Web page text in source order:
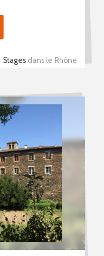
Stages dans le Rhône